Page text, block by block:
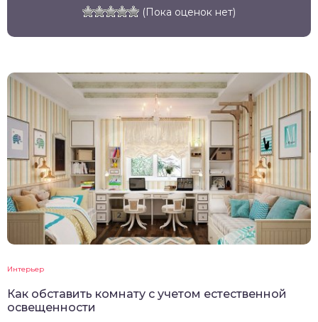
(Пока оценок нет)
Интерьер
Как обставить комнату с учетом естественной
освещенности